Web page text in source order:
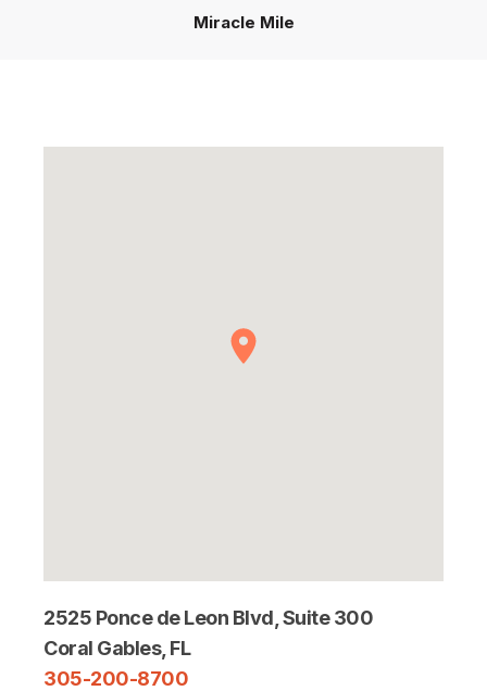
Miracle Mile
2525 Ponce de Leon Blvd, Suite 300
Coral Gables, FL
305-200-8700